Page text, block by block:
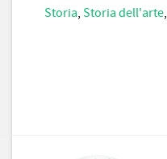
Storia, Storia dell'arte,